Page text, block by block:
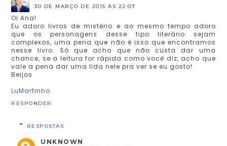
30 DE MARÇO DE 2015 ÀS 22:07
Oi Ana!
Eu adoro livros de mistério e ao mesmo tempo adoro
que os personagens desse tipo literário sejam
complexos, uma pena que não é isso que encontramos
nesse livro. Só que acho que não custa dar uma
chance, se a leitura for rápida como você diz, acho que
vale a pena dar uma lida nele pra ver se eu gosto!
Beijos
LuMartinho
RESPONDER
RESPOSTAS
UNKNOWN